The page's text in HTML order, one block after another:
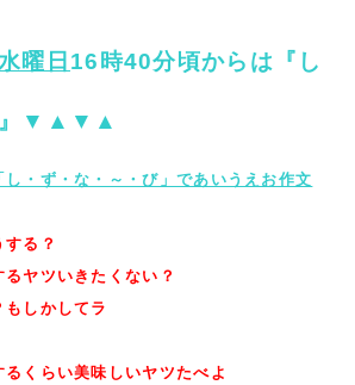
曜日 16時40分頃からは『し
』▼▲▼▲
し・ず・な・～・び」であいうえお作文
る？
ヤツいきたくない？
しかしてラ
くらい美味しいヤツたべよ